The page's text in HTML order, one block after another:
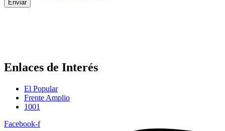
Enlaces de Interés
El Popular
Frente Amplio
1001
Facebook-f